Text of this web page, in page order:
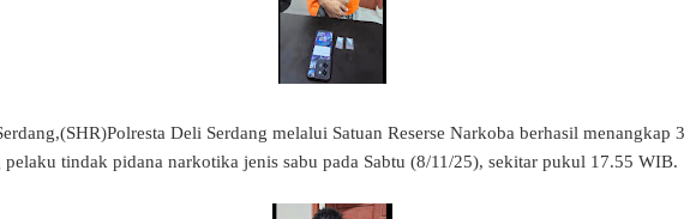
Deli Serdang melalui Satuan Reserse Narkoba berhasil menangkap 3
pelaku tindak pidana narkotika jenis sabu pada Sabtu (8/11/25), sekitar pukul 17.55 WIB.